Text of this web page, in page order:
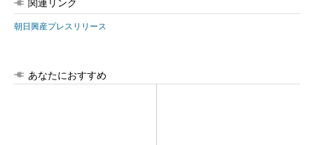
関連リンク
朝日興産プレスリリース
あなたにおすすめ